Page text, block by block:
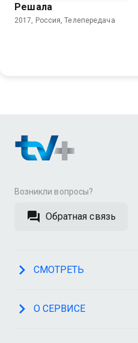
Решала
2017, Россия, Телепередача
Возникли вопросы?
Обратная связь
СМОТРЕТЬ
О СЕРВИСЕ